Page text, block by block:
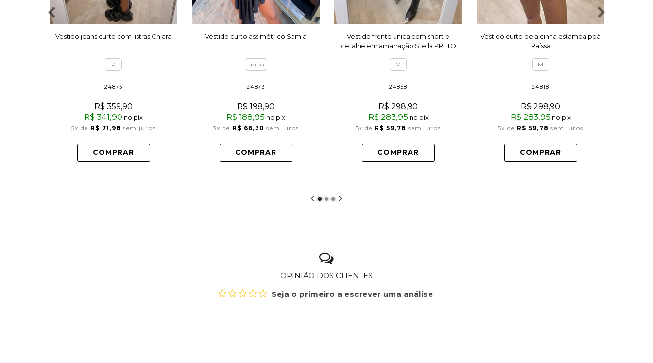
Vestido jeans curto com listras Chiara
P
24875
R$ 359,90
R$ 341,90 no pix
5x de R$ 71,98 sem juros
COMPRAR
Vestido curto assimétrico Samia
único
24873
R$ 198,90
R$ 188,95 no pix
3x de R$ 66,30 sem juros
COMPRAR
Vestido frente única com short e
detalhe em amarração Stella PRETO
M
24858
R$ 298,90
R$ 283,95 no pix
5x de R$ 59,78 sem juros
COMPRAR
Vestido curto de alcinha estampa poá
Raíssa
M
24818
R$ 298,90
R$ 283,95 no pix
5x de R$ 59,78 sem juros
COMPRAR
OPINIÃO DOS CLIENTES
Seja o primeiro a escrever uma análise